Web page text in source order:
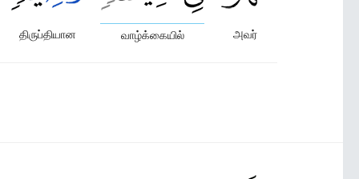
அவர்
வாழ்க்கையில்
திருப்தியான